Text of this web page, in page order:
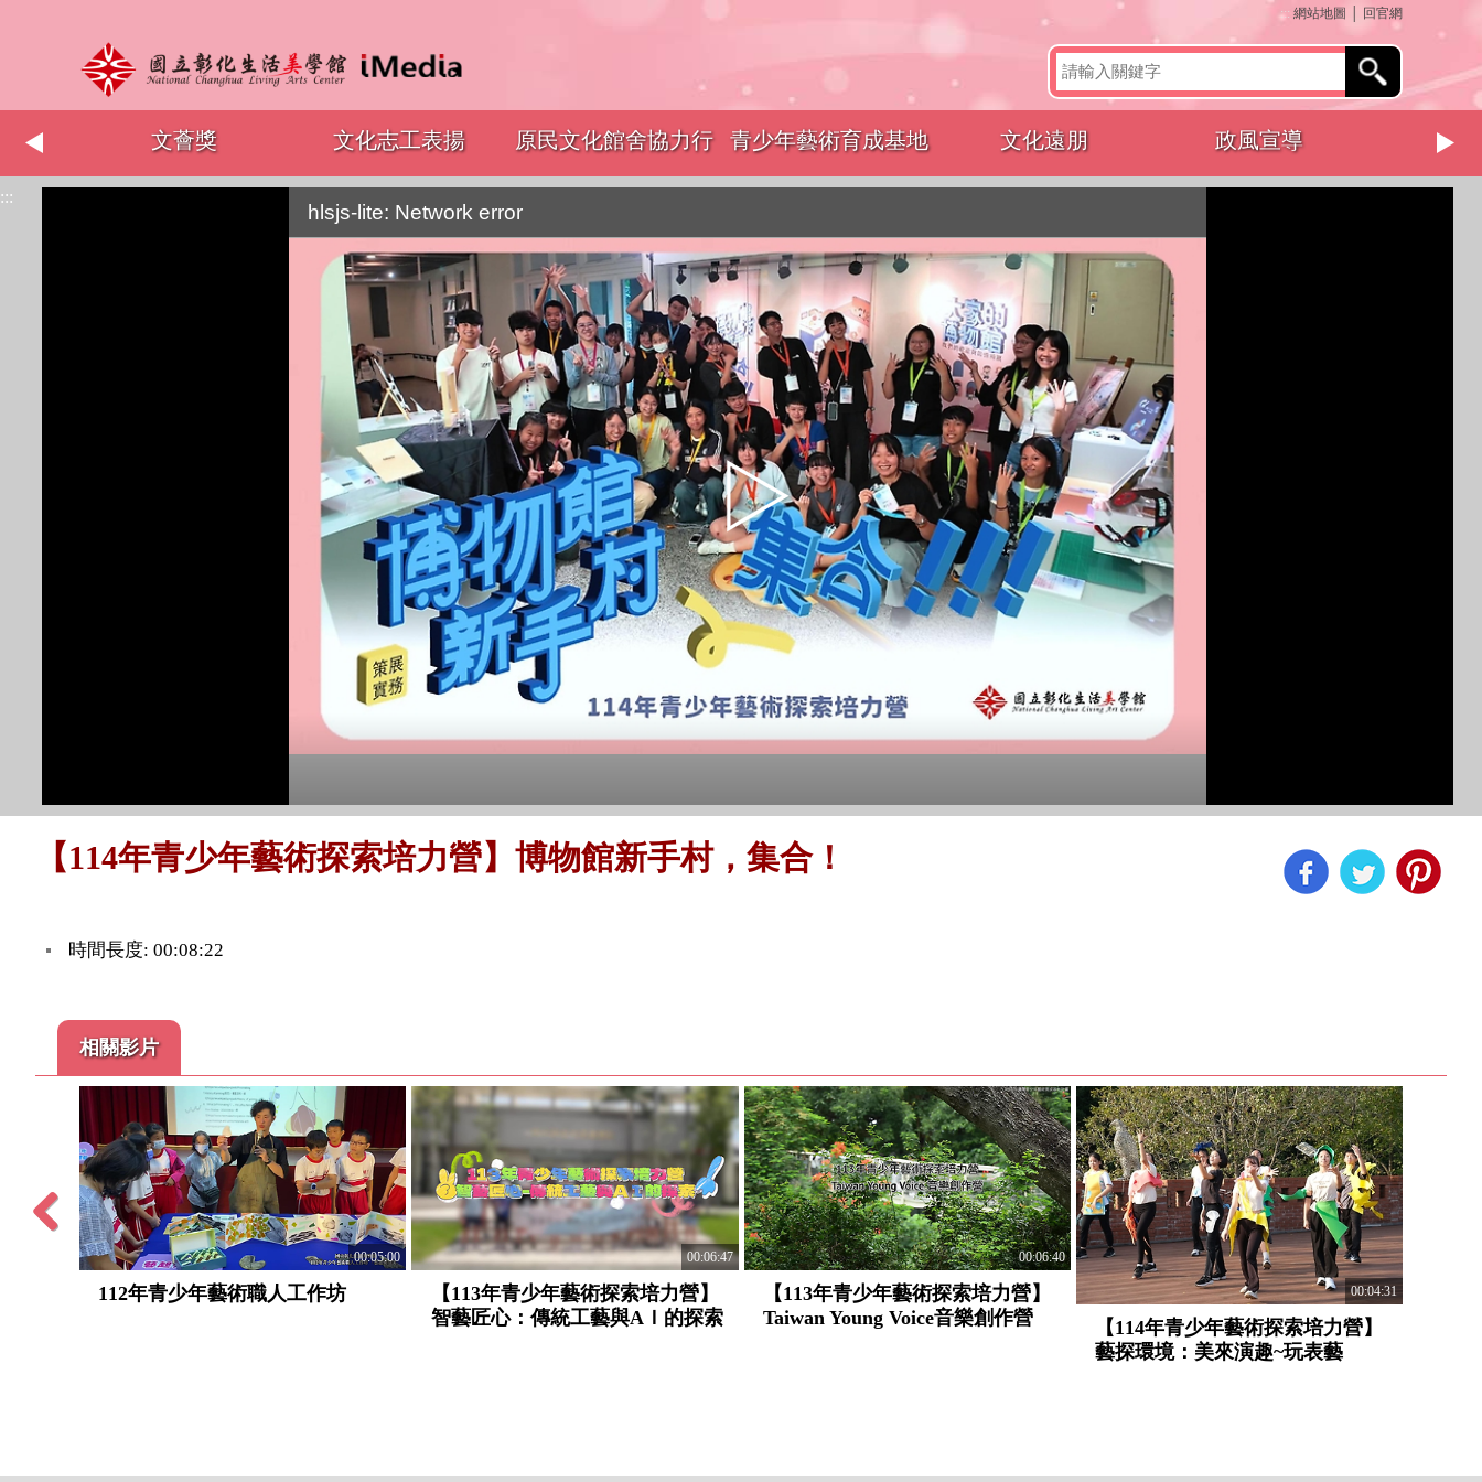
::: 網站地圖 回官網
文薈獎 文化志工表揚 原民文化館舍協力行 青少年藝術育成基地 文化遠朋 政風宣導 其
:::
hlsjs-lite: Network error
【114年青少年藝術探索培力營】博物館新手村，集合！
時間長度: 00:08:22
相關影片
00:05:00
112年青少年藝術職人工作坊
00:06:47
【113年青少年藝術探索培力營】
智藝匠心：傳統工藝與AＩ的探索
00:06:40
【113年青少年藝術探索培力營】
Taiwan Young Voice音樂創作營
00:04:31
【114年青少年藝術探索培力營】
藝探環境：美來演趣~玩表藝
Previous